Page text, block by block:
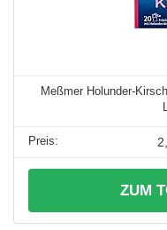
Meßmer Holunder-
ZUM